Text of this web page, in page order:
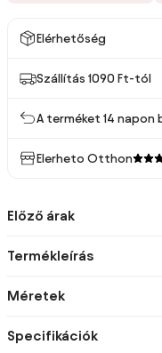
Elérhetőség
Szállítás 1090 Ft-tól
A terméket 14 napon
Elerheto Otthon
Előző árak
Termékleírás
Méretek
Specifikációk